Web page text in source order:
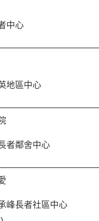
中心
地區中心
者鄰舍中心
峰長者社區中心